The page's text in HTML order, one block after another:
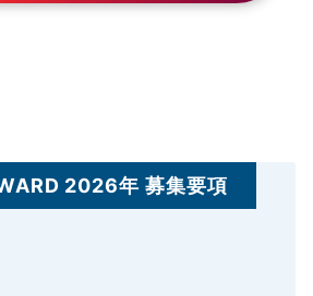
2026年 募集要項